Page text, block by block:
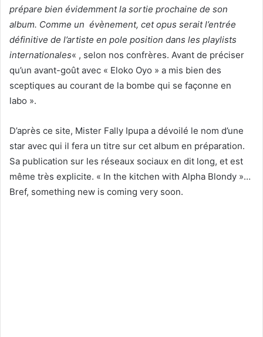
prépare bien évidemment la sortie prochaine de son
album. Comme un évènement, cet opus serait l’entrée
définitive de l’artiste en pole position dans les playlists
internationales« , selon nos confrères. Avant de préciser
qu’un avant-goût avec « Eloko Oyo » a mis bien des
sceptiques au courant de la bombe qui se façonne en
labo ».
D’après ce site, Mister Fally Ipupa a dévoilé le nom d’une
star avec qui il fera un titre sur cet album en préparation.
Sa publication sur les réseaux sociaux en dit long, et est
même très explicite. « In the kitchen with Alpha Blondy »…
Bref, something new is coming very soon.